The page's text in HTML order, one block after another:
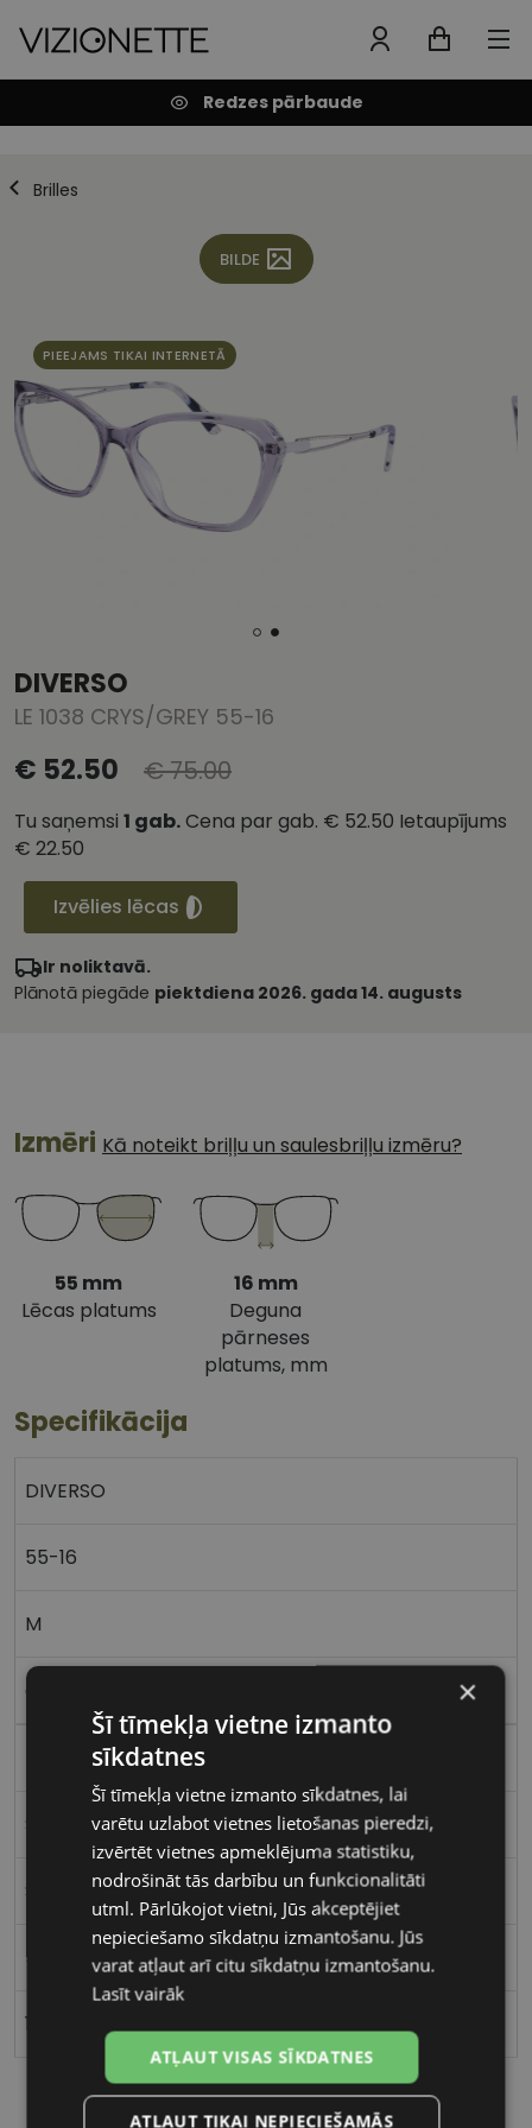
Redzes pārbaude
Brilles
BILDE
PIEEJAMS TIKAI INTERNETĀ
DIVERSO
LE 1038 CRYS/GREY 55-16
€ 52.50 € 75.00
Tu saņemsi 1 gab.Cena par gab. € 52.50 Ietaupījums
€ 22.50
Izvēlies lēcas
Ir noliktavā.
Plānotā piegāde piektdiena 2026. gada 14. augusts
Izmēri Kā noteikt briļļu un saulesbriļļu izmēru?
55 mm
Lēcas platums
16 mm
Deguna
pārneses
platums, mm
Specifikācija
DIVERSO
55-16
M
crys/grey
Plastmasa
Stūrains
Sievietēm
55
16
×
Šī tīmekļa vietne izmanto
sīkdatnes
Šī tīmekļa vietne izmanto sīkdatnes, lai
varētu uzlabot vietnes lietošanas pieredzi,
izvērtēt vietnes apmeklējuma statistiku,
nodrošināt tās darbību un funkcionalitāti
utml. Pārlūkojot vietni, Jūs akceptējiet
nepieciešamo sīkdatņu izmantošanu. Jūs
varat atļaut arī citu sīkdatņu izmantošanu.
Lasīt vairāk
ATĻAUT VISAS SĪKDATNES
ATĻAUT TIKAI NEPIECIEŠAMĀS